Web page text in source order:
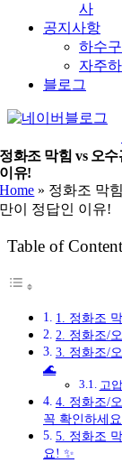
사
공지사항
하수
자주
블로그
네
버
블
로
그
정화조 막힘 vs 오
이유!
Home » 정화조 막
만이 정답인 이유!
Table of
1. 정화조
2. 정화조/
3. 정화조/
🌊
고
4. 정화조/
꼭 확인하세
5. 정화조
요! ✨